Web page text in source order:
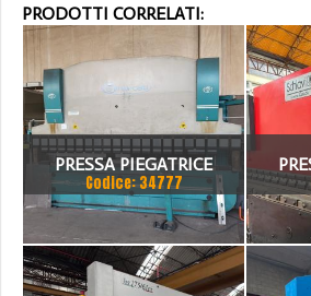
PRODOTTI CORRELATI:
PRESSA PIEGATRICE
VIMERCATI 80X4175
Codice: 34777